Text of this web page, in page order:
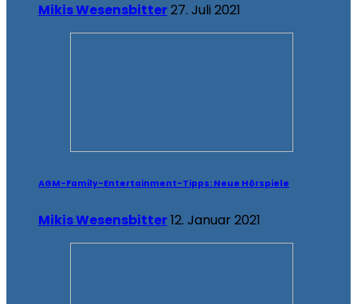
Mikis Wesensbitter27. Juli 2021
AGM-Family-Entertainment-Tipps: Neue Hörspiele
Mikis Wesensbitter12. Januar 2021